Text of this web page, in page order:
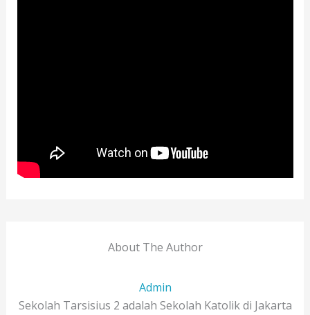
About The Author
Admin
Sekolah Tarsisius 2 adalah Sekolah Katolik di Jakarta